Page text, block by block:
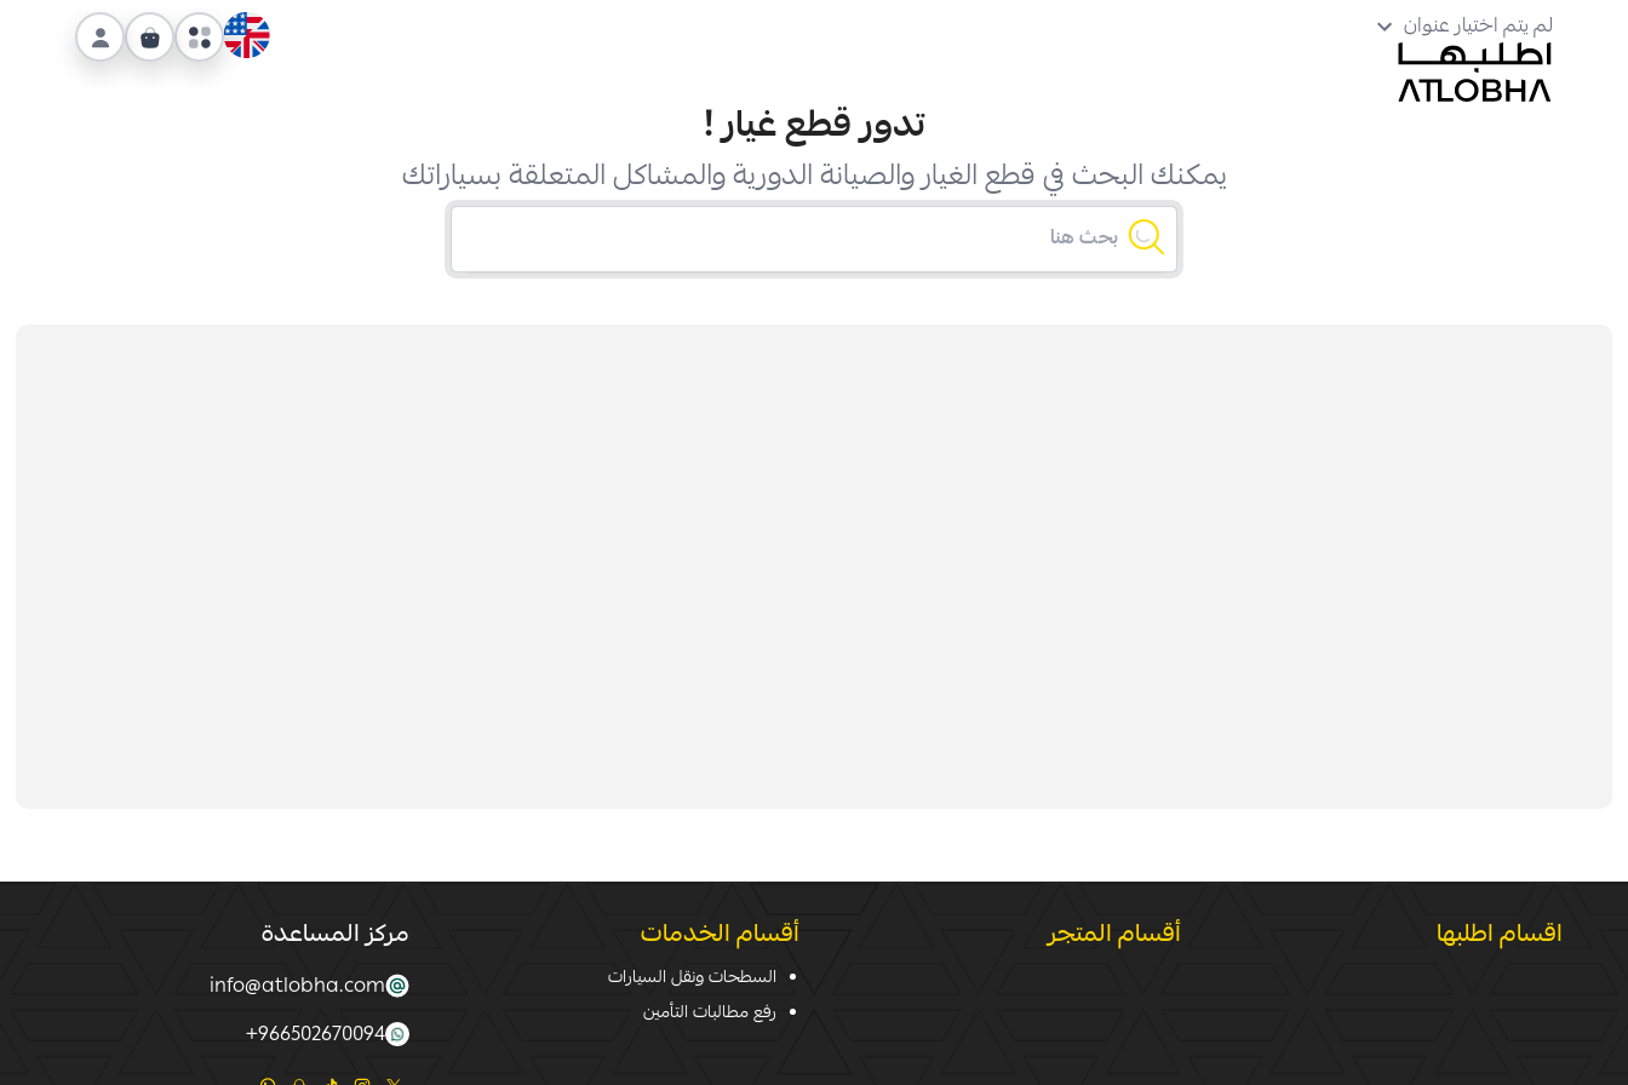
لم يتم اختيار عنوان
تدور قطع غيار!
يمكنك البحث في قطع الغيار والصيانة الدورية والمشاكل المتعلقة بسياراتك
اقسام اطلبها أقسام المتجر أقسام الخدمات
السطحات ونقل السيارات
رفع مطالبات التأمين
مركز المساعدة
info@atlobha.com
966502670094
+